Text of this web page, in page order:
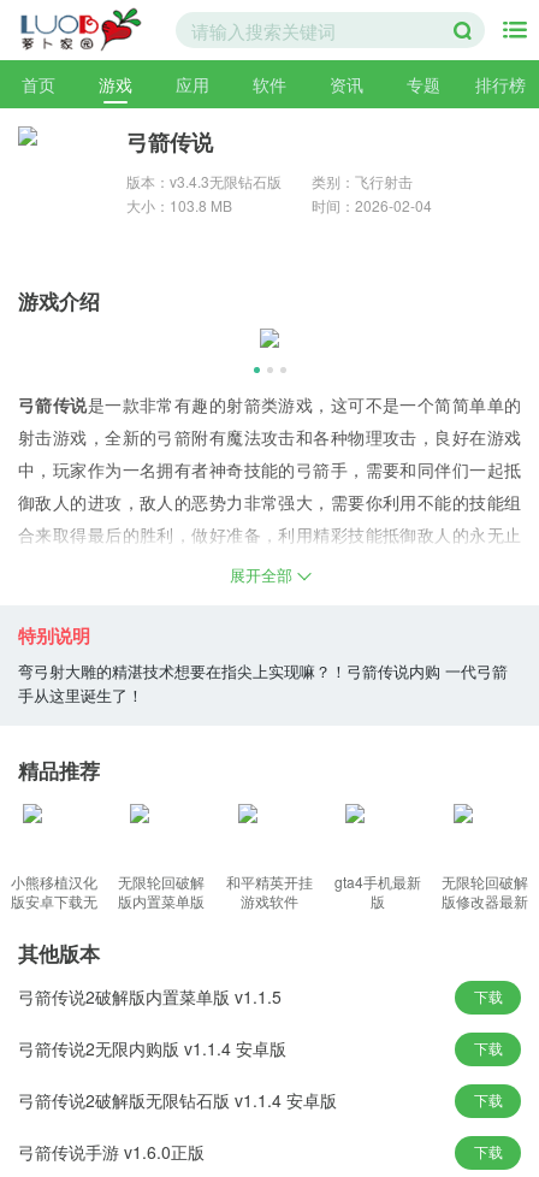
首页 游戏 应用 软件 资讯 专题 排行榜
弓箭传说
版本：v3.4.3无限钻石版
类别：飞行射击
大小：103.8 MB
时间：2026-02-04
游戏介绍
弓箭传说是一款非常有趣的射箭类游戏，这可不是一个简简单单的
射击游戏，全新的弓箭附有魔法攻击和各种物理攻击，良好在游戏
中，玩家作为一名拥有者神奇技能的弓箭手，需要和同伴们一起抵
御敌人的进攻，敌人的恶势力非常强大，需要你利用不能的技能组
合来取得最后的胜利，做好准备，利用精彩技能抵御敌人的永无止
境的攻击，享受和利用无尽的技能组合来克服不同的困难，这是生
战各种有趣的关卡，面对强大的boss，需要利用强大的弓箭技能，
不断地冒险挑战，不断强大自己，击败邪恶的力量，感兴趣的朋友
就来下载安装吧。
1、游戏采用了非常清新的Q版卡通风格的画面，操作难度不高，很
2、丰富的关卡设置，拥有超多的BOSS关卡，使用弓箭打败BOS
3、数百种关卡那可以来自由的发挥，发挥出你的技巧让射击的能力
更加强大。
弓箭传说游戏玩法
1、享受创造无数组合的独特技能，旨在帮助您生存。在不同的世界
展开全部
特别说明
弯弓射大雕的精湛技术想要在指尖上实现嘛？！弓箭传说内购 一代弓箭
手从这里诞生了！
精品推荐
小熊移植汉化
版安卓下载无
无限轮回破解
版内置菜单版
和平精英开挂
游戏软件
gta4手机最新
版
无限轮回破解
版修改器最新
其他版本
弓箭传说2破解版内置菜单版 v1.1.5 下载
弓箭传说2无限内购版 v1.1.4 安卓版 下载
弓箭传说2破解版无限钻石版 v1.1.4 安卓版 下载
弓箭传说手游 v1.6.0正版 下载